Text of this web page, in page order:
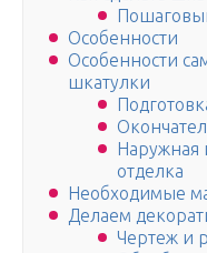
Особенности
Особенности
шкатулки
Наружная
отделка
Необходимые
Делаем
Чертеж и